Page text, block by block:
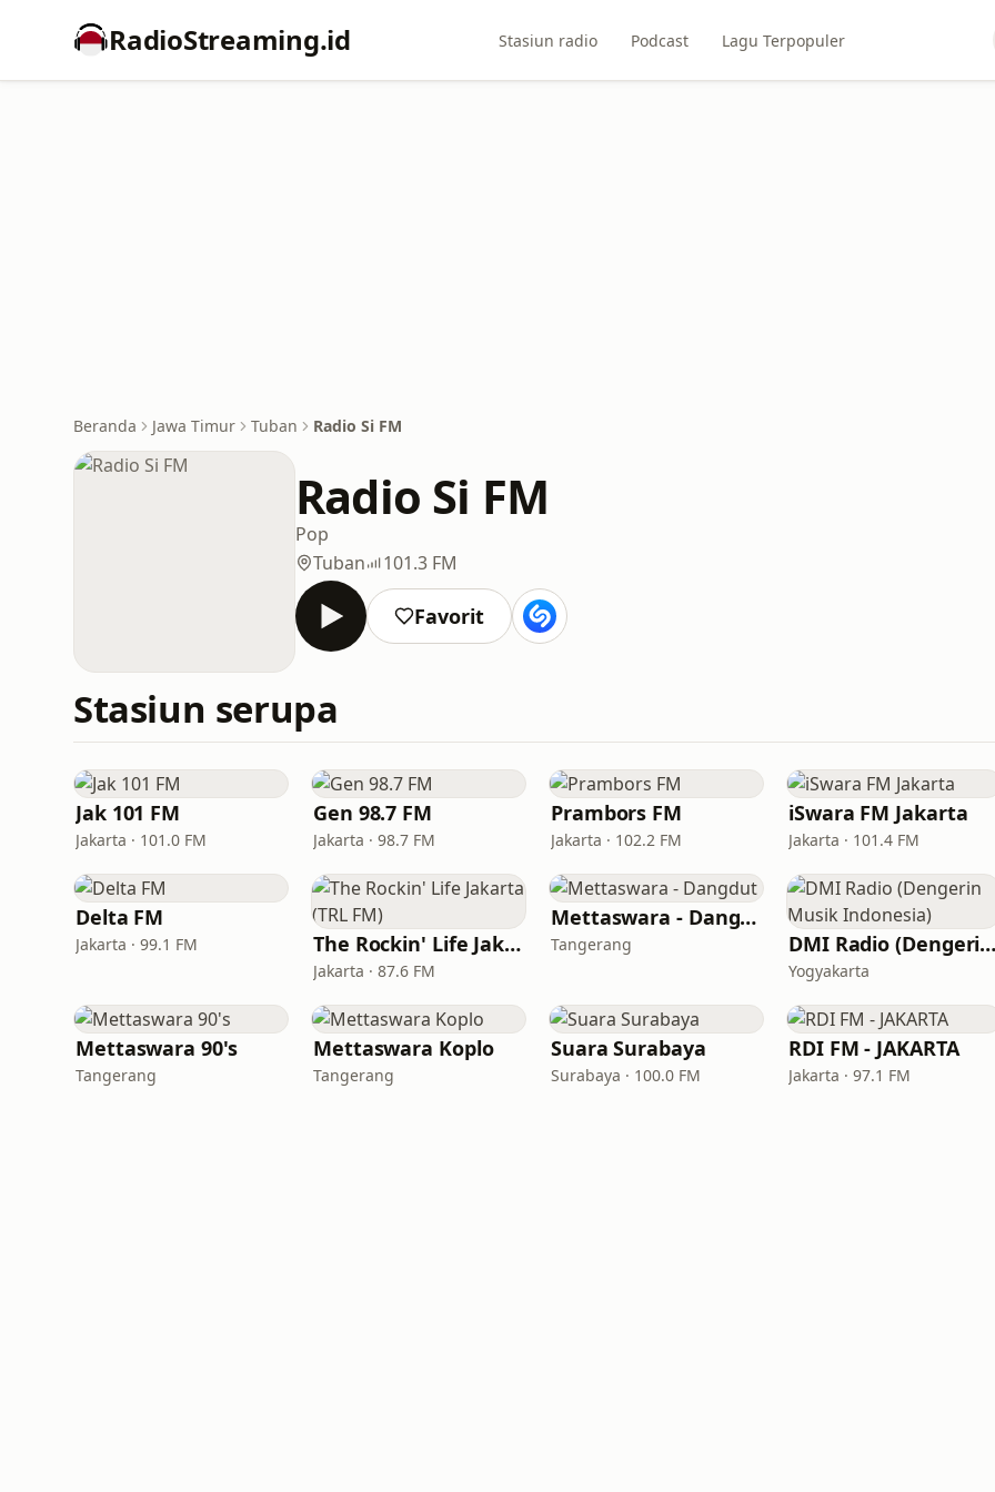
RadioStreaming.id Stasiun radio Podcast Lagu Terpopuler
Beranda Jawa Timur Tuban Radio Si FM
Radio Si FM
Pop
Tuban
101.3 FM
Favorit
Stasiun serupa
Jak 101 FM
Jakarta · 101.0 FM
Gen 98.7 FM
Jakarta · 98.7 FM
Prambors FM
Jakarta · 102.2 FM
iSwara FM Jakarta
Jakarta · 101.4 FM
Delta FM
Jakarta · 99.1 FM The Rockin' Life Jakarta (TRL FM)
Jakarta · 87.6 FM
Mettaswara - Dangdut
Tangerang DMI Radio (Dengerin
Yogyakarta
Mettaswara 90's
Tangerang
Mettaswara Koplo
Tangerang
Suara Surabaya
Surabaya · 100.0 FM
RDI FM - JAKARTA
Jakarta · 97.1 FM